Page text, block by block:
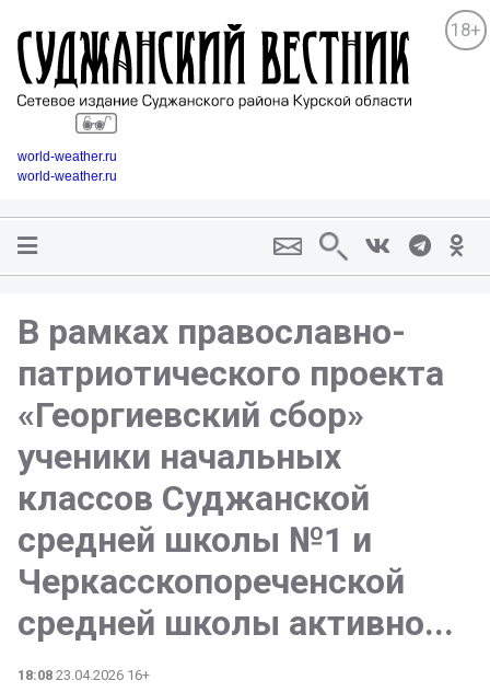
18+
world-weather.ru
world-weather.ru
В рамках православно-
патриотического проекта
«Георгиевский сбор»
ученики начальных
классов Суджанской
средней школы №1 и
Черкасскопореченской
средней школы активно...
18:08 23.04.2026 16+